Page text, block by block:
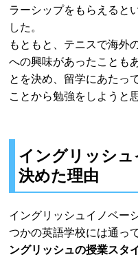
ラーシップをもらえると
した。
もともと、テニスで海外
への興味があったことも
とを決め、留学にあたっ
ことから勉強をしようと
イングリッシ
決めた理由
イングリッシュイノベー
つかの英語学校には通っ
ングリッシュの授業スタ